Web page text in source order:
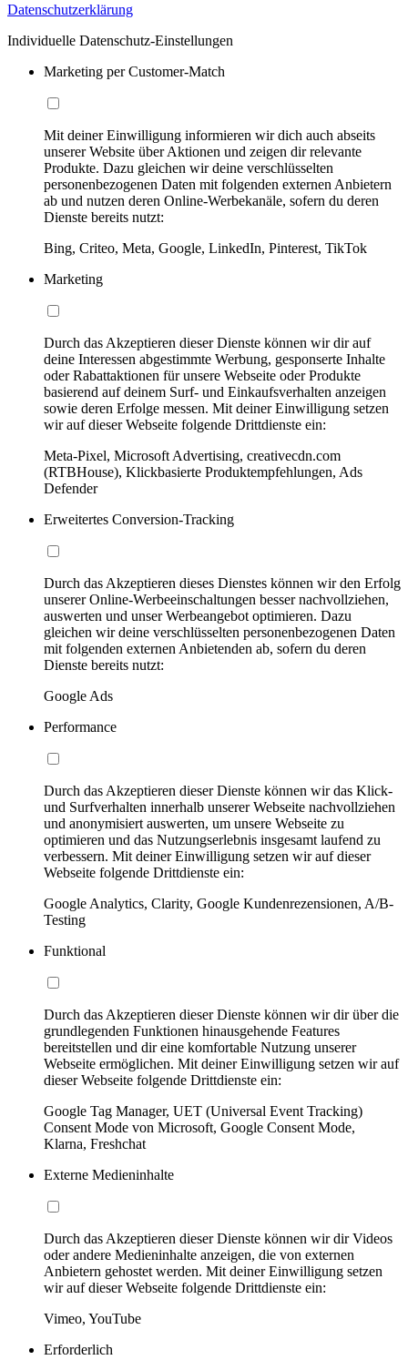
Datenschutzerklärung
Individuelle Datenschutz-Einstellungen
Marketing per Customer-Match
Mit deiner Einwilligung informieren wir dich auch abseits
unserer Website über Aktionen und zeigen dir relevante
Produkte. Dazu gleichen wir deine verschlüsselten
personenbezogenen Daten mit folgenden externen Anbietern
ab und nutzen deren Online-Werbekanäle, sofern du deren
Dienste bereits nutzt:
Bing, Criteo, Meta, Google, LinkedIn, Pinterest, TikTok
Marketing
Durch das Akzeptieren dieser Dienste können wir dir auf
deine Interessen abgestimmte Werbung, gesponserte Inhalte
oder Rabattaktionen für unsere Webseite oder Produkte
basierend auf deinem Surf- und Einkaufsverhalten anzeigen
sowie deren Erfolge messen. Mit deiner Einwilligung setzen
wir auf dieser Webseite folgende Drittdienste ein:
Meta-Pixel, Microsoft Advertising, creativecdn.com
(RTBHouse), Klickbasierte Produktempfehlungen, Ads
Defender
Erweitertes Conversion-Tracking
Durch das Akzeptieren dieses Dienstes können wir den Erfolg
unserer Online-Werbeeinschaltungen besser nachvollziehen,
auswerten und unser Werbeangebot optimieren. Dazu
gleichen wir deine verschlüsselten personenbezogenen Daten
mit folgenden externen Anbietenden ab, sofern du deren
Dienste bereits nutzt:
Google Ads
Performance
Durch das Akzeptieren dieser Dienste können wir das Klick-
und Surfverhalten innerhalb unserer Webseite nachvollziehen
und anonymisiert auswerten, um unsere Webseite zu
optimieren und das Nutzungserlebnis insgesamt laufend zu
verbessern. Mit deiner Einwilligung setzen wir auf dieser
Webseite folgende Drittdienste ein:
Google Analytics, Clarity, Google Kundenrezensionen, A/B-
Testing
Funktional
Durch das Akzeptieren dieser Dienste können wir dir über die
grundlegenden Funktionen hinausgehende Features
bereitstellen und dir eine komfortable Nutzung unserer
Webseite ermöglichen. Mit deiner Einwilligung setzen wir auf
dieser Webseite folgende Drittdienste ein:
Google Tag Manager, UET (Universal Event Tracking)
Consent Mode von Microsoft, Google Consent Mode,
Klarna, Freshchat
Externe Medieninhalte
Durch das Akzeptieren dieser Dienste können wir dir Videos
oder andere Medieninhalte anzeigen, die von externen
Anbietern gehostet werden. Mit deiner Einwilligung setzen
wir auf dieser Webseite folgende Drittdienste ein:
Vimeo, YouTube
Erforderlich